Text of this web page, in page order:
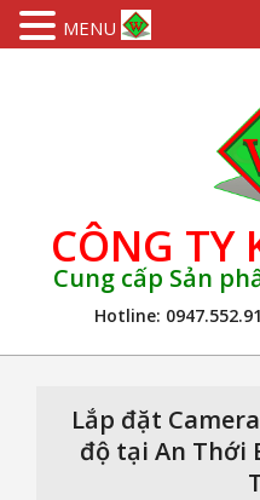
CÔNG TY
Cung cấp Sản
Hotline:
Lắp đặt
độ tại An Thới
MENU